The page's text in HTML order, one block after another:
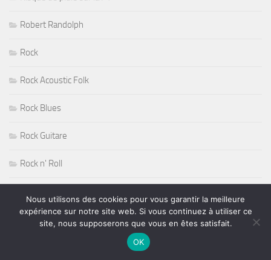
Robert Randolph
Rock
Rock Acoustic Folk
Rock Blues
Rock Guitare
Rock n' Roll
Rock Sudiste
Nous utilisons des cookies pour vous garantir la meilleure
expérience sur notre site web. Si vous continuez à utiliser ce
site, nous supposerons que vous en êtes satisfait.
OK